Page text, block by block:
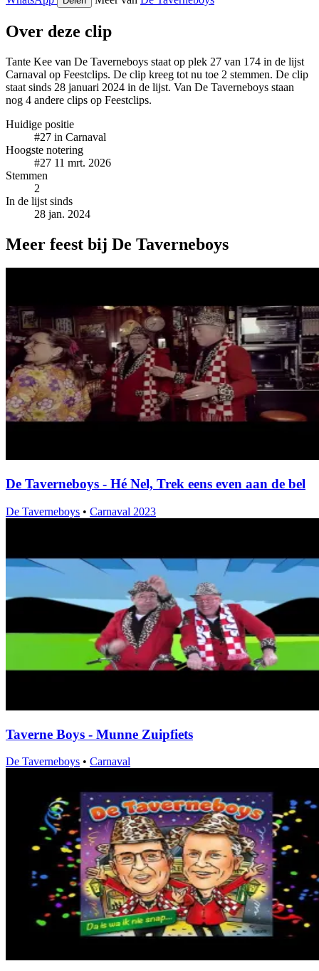
Over deze clip
Tante Kee van De Taverneboys staat op plek 27 van 174 in de lijst
Carnaval op Feestclips. De clip kreeg tot nu toe 2 stemmen. De clip
staat sinds 28 januari 2024 in de lijst. Van De Taverneboys staan
nog 4 andere clips op Feestclips.
Huidige positie
#27 in Carnaval
Hoogste notering
#27 11 mrt. 2026
Stemmen
2
In de lijst sinds
28 jan. 2024
Meer feest bij De Taverneboys
De Taverneboys - Hé Nel, Trek eens even aan de bel
De Taverneboys • Carnaval 2023
Taverne Boys - Munne Zuipfiets
De Taverneboys • Carnaval